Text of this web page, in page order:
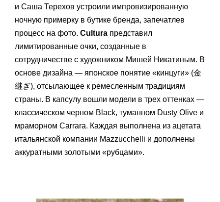
и Саша Терехов устроили импровизированную
ночную примерку в бутике бренда, запечатлев
процесс на фото. Cultura представил
лимитированные очки, созданные в
сотрудничестве с художником Мишей Никатиным. В
основе дизайна — японское понятие «кинцуги» (金
継ぎ), отсылающее к ремесленным традициям
страны. В капсулу вошли модели в трех оттенках —
классическом черном Black, туманном Dusty Olive и
мраморном Carrara. Каждая выполнена из ацетата
итальянской компании Mazzucchelli и дополнены
аккуратными золотыми «рубцами».